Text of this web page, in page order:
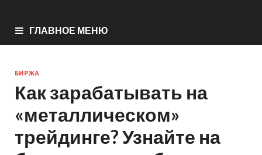
ГЛАВНОЕ МЕНЮ
БИРЖА
Как зарабатывать на
«металлическом»
трейдинге? Узнайте на